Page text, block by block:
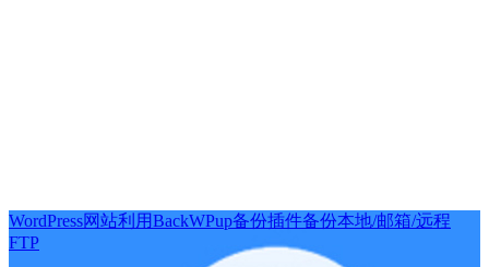
WordPress网站利用BackWPup备份插件备份本地/邮箱/远程
FTP